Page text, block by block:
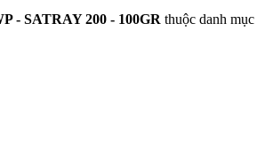
- SATRAY 200 - 100GR thuộc danh mục